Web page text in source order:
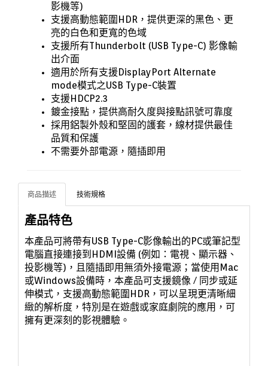
影機等)
支援高動態範圍HDR，提供更深的黑色、更
亮的白色和更寬的色域
支援所有Thunderbolt (USB Type-C) 影像輸
出介面
適用於所有支援DisplayPort Alternate
mode模式之USB Type-C裝置
支援HDCP2.3
鍍金接點，提供高耐久度與接點訊號可靠度
採用鋁製外殼和堅固的護套，線材提供最佳
品質和保護
不需要外部電源，隨插即用
商品描述 技術規格
產品特色
本產品可將帶有USB Type-C影像輸出的PC或筆記型
電腦直接連接到HDMI設備 (例如：電視、顯示器、
投影機等)，且隨插即用無須外接電源；當使用Mac
或Windows設備時，本產品可支援鏡像 / 同步或延
伸模式，支援高動態範圍HDR，可以呈現更清晰細
緻的解析度，特別是在遊戲或家庭劇院的應用，可
擁有更深刻的影視體驗。